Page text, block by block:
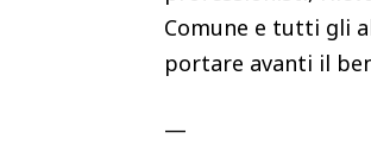
Comune e tutti gli
portare avanti il
—